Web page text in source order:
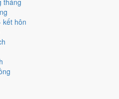
kết hôn
Phân